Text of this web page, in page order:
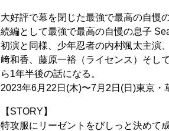
大好評で幕を閉じた最強で最高の自慢
続編として最強で最高の自慢の息子
初演と同様、少年忍者の内村颯太主演
﨑和香、藤原一裕（ライセンス）そし
ら1年半後の話になる。
2023年6月22日(木)〜7月2日(日)東京・
【STORY】
特攻服にリーゼントをびしっと決めて